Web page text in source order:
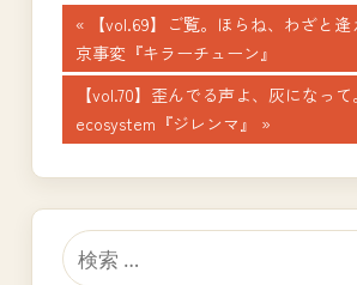
投
稿
ナ
ビ
ゲ
ー
前
の
記
事:
【vol.69】ご覧。ほらね、わざと
京事変『キラーチューン』
次
の
記
事:
【vol.70】歪んでる声よ、灰になって。
ecosystem『ジレンマ』